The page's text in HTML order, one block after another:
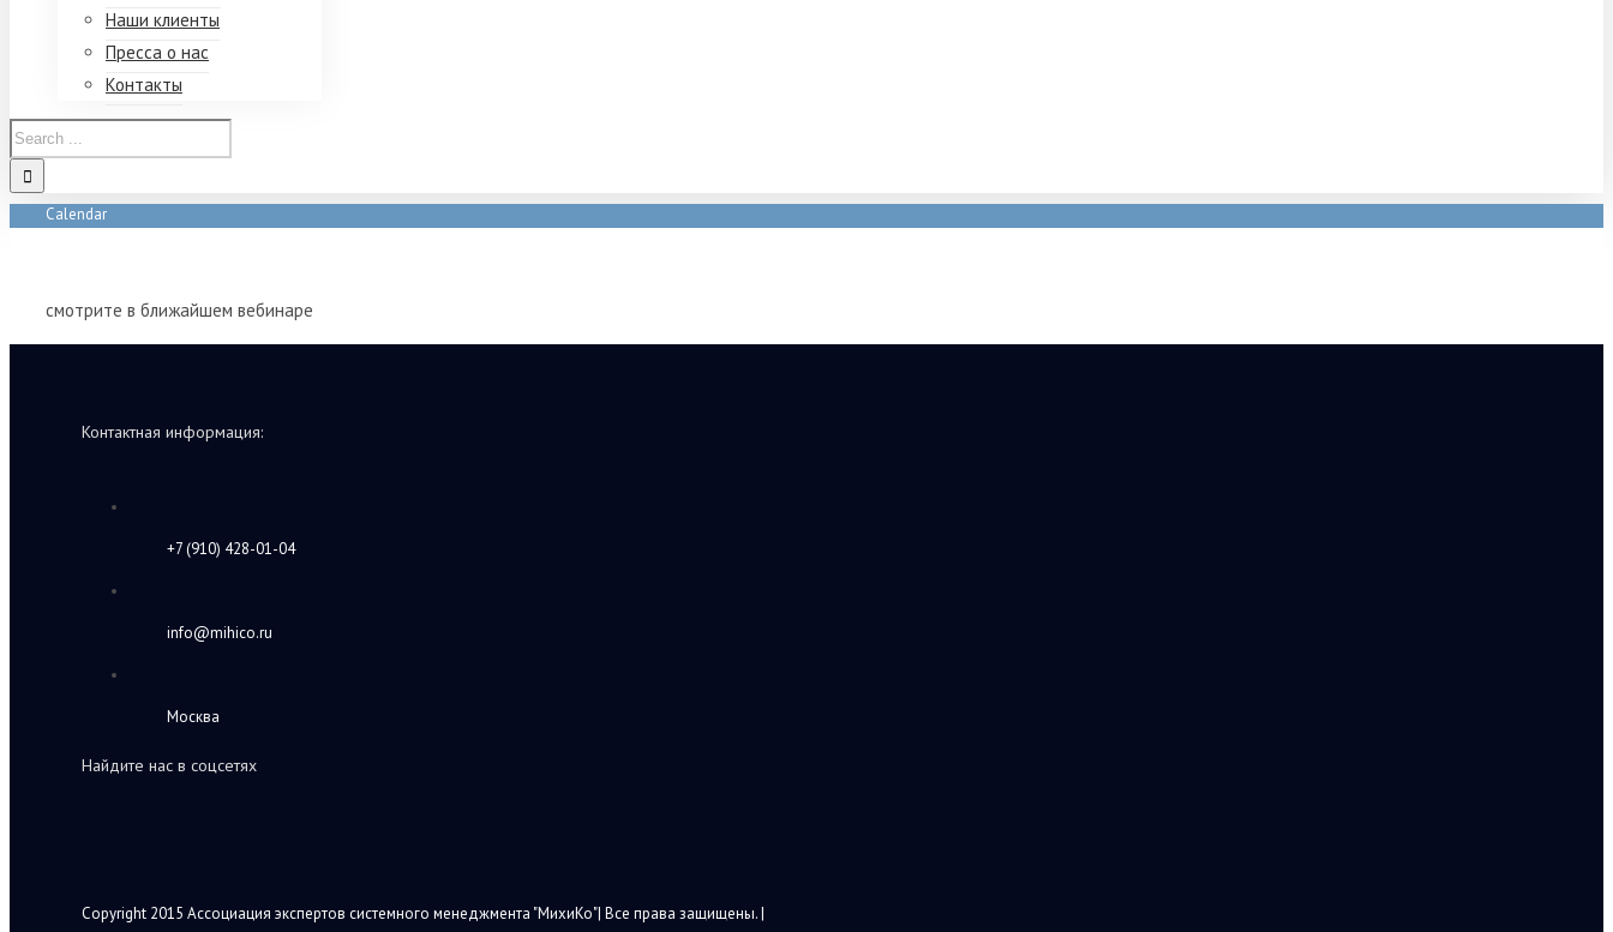
Наши клиенты
Пресса о нас
Контакты
Calendar
смотрите в ближайшем вебинаре
Контактная информация:
+7 (910) 428-01-04
info@mihico.ru
Москва
Найдите нас в соцсетях
Copyright 2015 Ассоциация экспертов системного менеджмента "МихиКо"| Все права защищены. |